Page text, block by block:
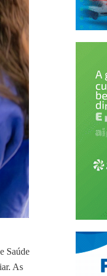
Saúde
As